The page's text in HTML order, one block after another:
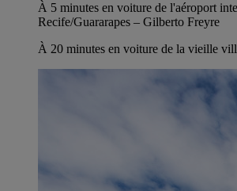
À 5 minutes en voiture de l'aéroport
Recife/Guararapes – Gilberto Freyre
À 20 minutes en voiture de la vieille